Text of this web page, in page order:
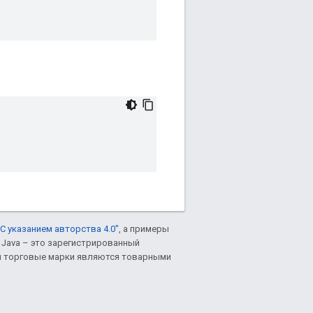
указанием авторства 4.0", а примеры
Java – это зарегистрированный
торговые марки являются товарными